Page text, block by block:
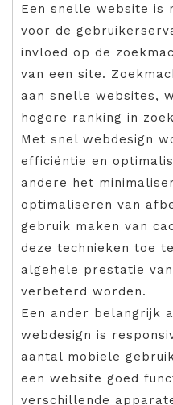
Een snelle website is
voor de
invloed op de
van een site.
aan snelle websites,
hogere ranking in
Met snel webdesign
efficiëntie en
andere het
optimaliseren van
gebruik maken van
deze technieken toe
algehele prestatie
verbeterd worden.
Een ander belangrijk
webdesign is
aantal mobiele
een website goed
verschillende